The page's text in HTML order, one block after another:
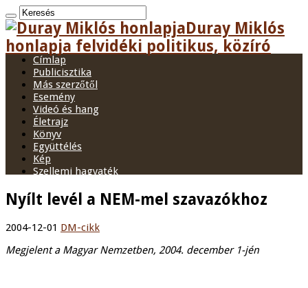
Duray Miklós
honlapja felvidéki politikus, közíró
Címlap
Publicisztika
Más szerzőtől
Esemény
Videó és hang
Életrajz
Könyv
Együttélés
Kép
Szellemi hagyaték
Nyílt levél a NEM-mel szavazókhoz
2004-12-01 DM-cikk
Megjelent a Magyar Nemzetben, 2004. december 1-jén